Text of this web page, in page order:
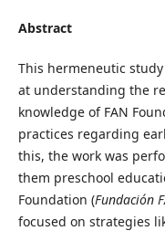
Abstract
This hermeneutic
at understanding the
knowledge of FAN
practices regarding
this, the work was
them preschool
Foundation (Fundación
focused on strategies